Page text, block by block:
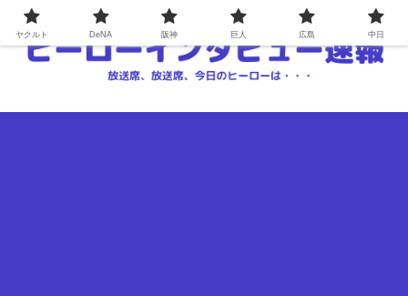
ヤクルト DeNA 阪神 巨人 広島 中日